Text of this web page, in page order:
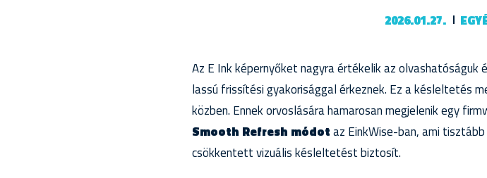
2026.01.27.
Az E Ink képernyőket nagyra értékelik az
lassú frissítési gyakorisággal érkeznek. Ez a késleltetés
közben. Ennek orvoslására hamarosan megjelenik egy
Smooth Refresh módotaz EinkWise-ban, ami
csökkentett vizuális késleltetést biztosít.